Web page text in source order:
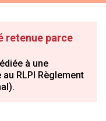
retenue parce
à une
RLPI Règlement